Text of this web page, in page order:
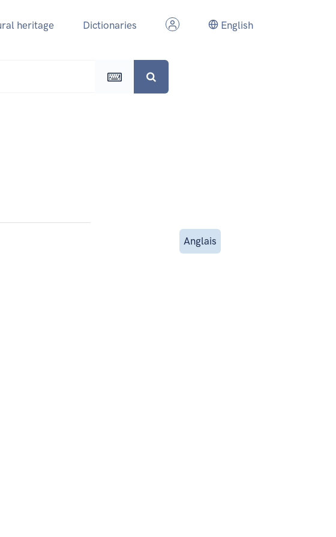
heritage Dictionaries English
Anglais